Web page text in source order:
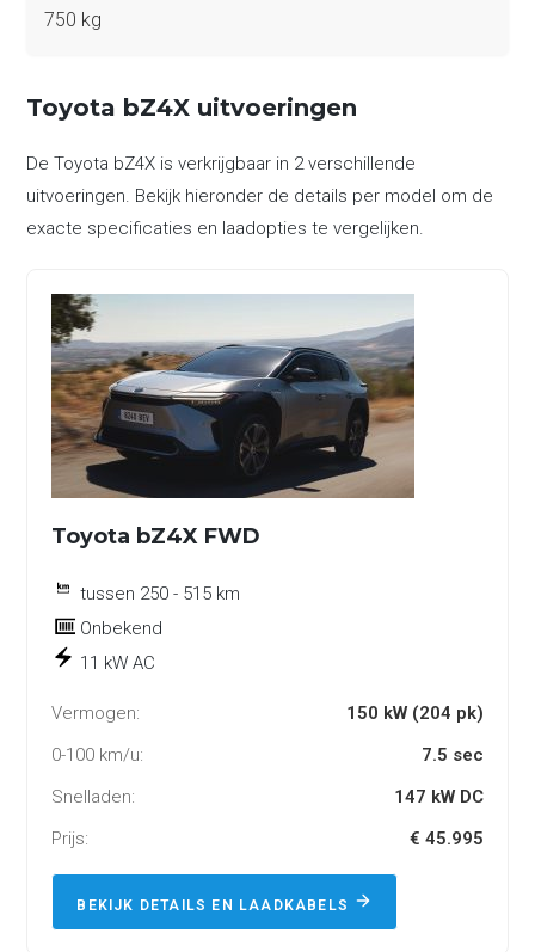
750 kg
Toyota bZ4X uitvoeringen
De Toyota bZ4X is verkrijgbaar in 2 verschillende
uitvoeringen. Bekijk hieronder de details per model om de
exacte specificaties en laadopties te vergelijken.
Toyota bZ4X FWD
tussen 250 - 515 km
Onbekend
11 kW AC
Vermogen:
150 kW (204 pk)
0-100 km/u:
7.5 sec
Snelladen:
147 kW DC
Prijs:
€ 45.995
BEKIJK DETAILS EN LAADKABELS